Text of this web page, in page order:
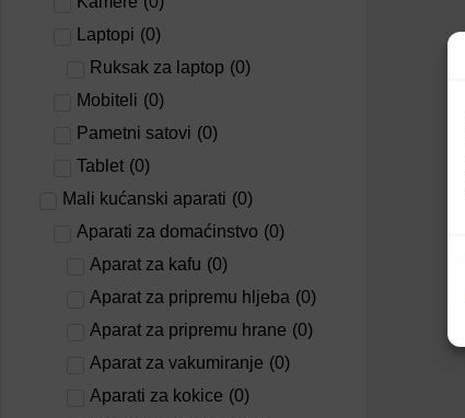
Laptopi (0)
Ruksak za laptop (0)
Mobiteli (0)
Pametni satovi (0)
Tablet (0)
Mali kućanski aparati (0)
Aparati za domaćinstvo (0)
Aparat za kafu (0)
Aparat za pripremu hljeba (0)
Aparat za pripremu hrane (0)
Aparat za vakumiranje (0)
Aparati za kokice (0)